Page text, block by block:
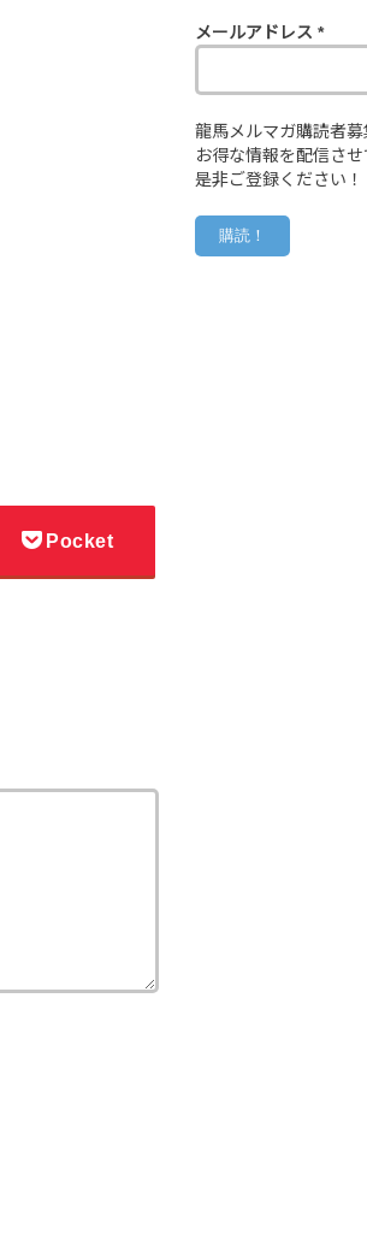
Pocket
メールアドレス *
龍馬メルマガ購読者募
お得な情報を配信させ
是非ご登録ください！